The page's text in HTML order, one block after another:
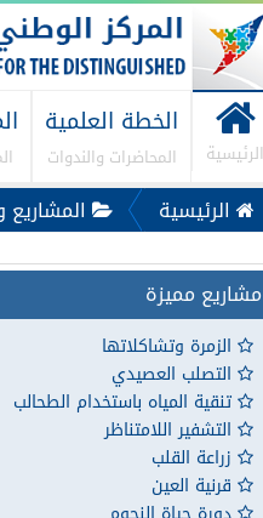
الرئيسية
الخطة العلمية
المحاضرات والندوات
الرئيسية المشاريع
مشاريع مميزة
الزمرة وتشاكلاتها
التصلب العصيدي
تنقية المياه باستخدام الطحالب
التشفير اللامتناظر
زراعة القلب
قرنية العين